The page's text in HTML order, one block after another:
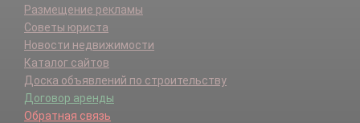
Размещение рекламы
Советы юриста
Новости недвижимости
Каталог сайтов
Доска объявлений по строительству
Договор аренды
Обратная связь